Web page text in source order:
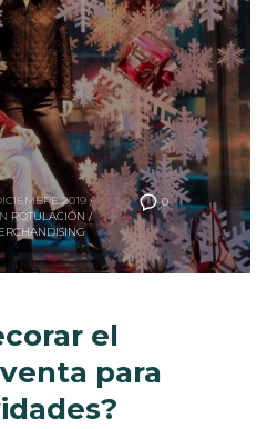
0
2019 /
ROTULACIÓN /
el
para